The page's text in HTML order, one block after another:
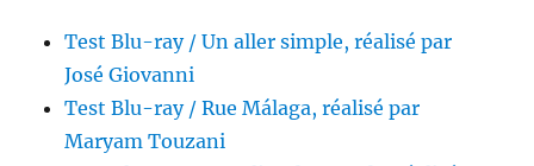
Test Blu-ray / Un aller simple, réalisé par
José Giovanni
Test Blu-ray / Rue Málaga, réalisé par
Maryam Touzani